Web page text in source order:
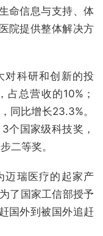
命信息与支持、体
院提供整体解决方
对科研和创新的投
总营收的10%；
同比增长23.3%。
个国家级科技奖，
二等奖。
迈瑞医疗的起家产
了国家工信部授予
国外到被国外追赶